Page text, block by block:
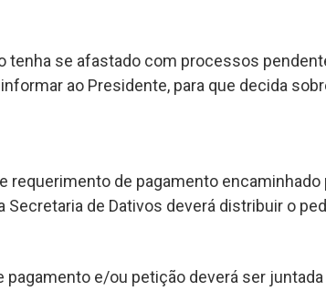
tenha se afastado com processos
ao Presidente, para que decida
requerimento de pagamento encaminhado
Secretaria de Dativos deverá distribuir o
pagamento e/ou petição deverá ser